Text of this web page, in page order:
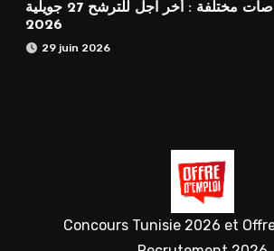
وأعوان في اختصاصات مختلفة : أخر اجل للترشح 27 جويلية
2026
29 juin 2026
Concours Tunisie 2026 et